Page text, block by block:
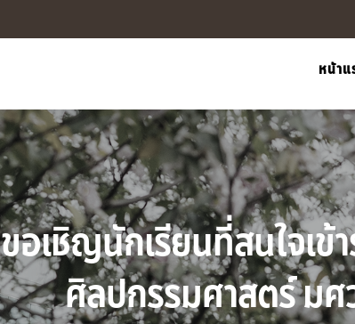
หน้าแ
ขอเชิญนักเรียนที่สนใจเข้
ศิลปกรรมศาสตร์ ม